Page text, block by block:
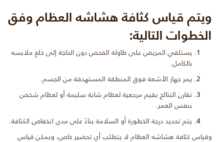
ويتم قياس كثافة هشاشه العظام وفق
الخطوات التالية:
يستلقي المريض على طاولة الفحص دون الحاجة إلى خلع ملابسه
بالكامل.
يمر جهاز الأشعة فوق المنطقة المستهدفة من الجسم.
تقارن النتائج بقيم مرجعية لعظام شابة سليمة أو لعظام شخص
بنفس العمر.
يتم تحديد درجة الخطورة أو السلامة بناءً على مدى انخفاض الكثافة.
وقياس كثافة هشاشه العظام لا يتطلب أي تحضير خاص، ويمكن قياس